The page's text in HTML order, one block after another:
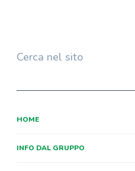
Cerca nel sito
HOME
INFO DAL GRUPPO